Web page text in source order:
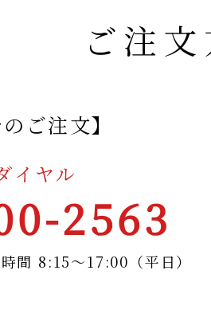
ご注
ご注文】
イヤル
2563
間 8:15～17:00（平日）